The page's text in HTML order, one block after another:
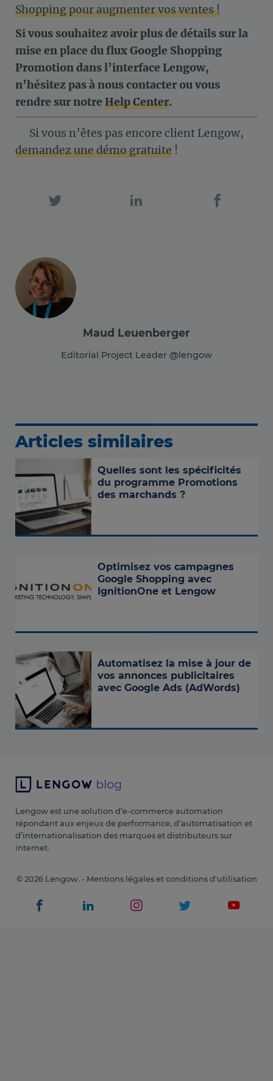
Shopping pour augmenter vos ventes !
Si vous souhaitez avoir plus de détails sur la
mise en place du flux Google Shopping
Promotion dans l’interface Lengow,
n’hésitez pas à nous contacter ou vous
rendre sur notre Help Center.
Si vous n’êtes pas encore client Lengow,
demandez une démo gratuite !
Maud Leuenberger
Editorial Project Leader @lengow
Articles similaires
Quelles sont les spécificités
du programme Promotions
des marchands ?
Optimisez vos campagnes
Google Shopping avec
IgnitionOne et Lengow
Automatisez la mise à jour de
vos annonces publicitaires
avec Google Ads (AdWords)
Lengow est une solution d’e-commerce automation
répondant aux enjeux de performance, d’automatisation et
d’internationalisation des marques et distributeurs sur
internet.
© 2026 Lengow. - Mentions légales et conditions d'utilisation